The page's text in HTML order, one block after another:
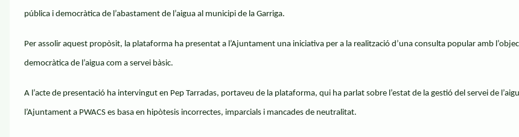
pública i democràtica de l’abastament de l’aigua al municipi de la Garriga.
Per assolir aquest propòsit, la plataforma ha presentat a l’Ajuntament una iniciativa per a la realització d’una consulta popular amb
democràtica de l’aigua com a servei bàsic.
A l’acte de presentació ha intervingut en Pep Tarradas, portaveu de la plataforma, qui ha parlat sobre l’estat de la gestió del servei de
l’Ajuntament a PWACS es basa en hipòtesis incorrectes, imparcials i mancades de neutralitat.